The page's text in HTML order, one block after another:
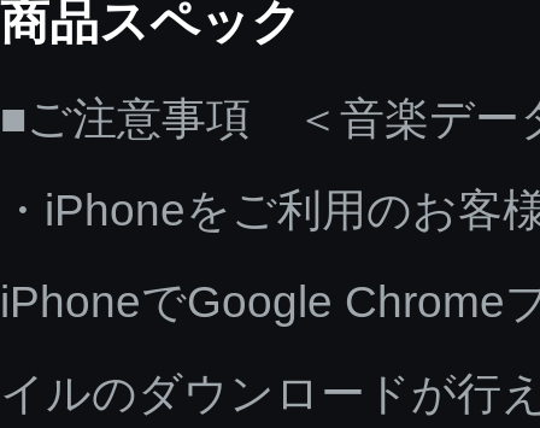
商品スペック
■ご注意事項 ＜音楽デー
・iPhoneをご利用のお客
iPhoneでGoogle Chrome
イルのダウンロードが行